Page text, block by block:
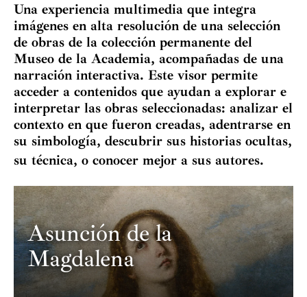
Una experiencia multimedia que integra
imágenes en alta resolución de una selección
de obras de la colección permanente del
Museo de la Academia, acompañadas de una
narración interactiva. Este visor permite
acceder a contenidos que ayudan a explorar e
interpretar las obras seleccionadas: analizar el
contexto en que fueron creadas, adentrarse en
su simbología, descubrir sus historias ocultas,
su técnica, o conocer mejor a sus autores.
Asunción de la
Magdalena